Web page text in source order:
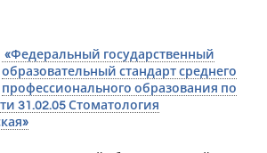
«Федеральный государственный
образовательный стандарт среднего
профессионального образования по
31.02.05 Стоматология